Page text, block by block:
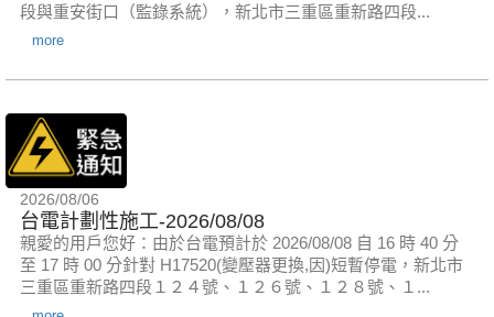
段與重安街口（監錄系統），新北市三重區重新路四段...
more
2026/08/06
台電計劃性施工-2026/08/08
親愛的用戶您好：由於台電預計於 2026/08/08 自 16 時 40 分
至 17 時 00 分針對 H17520(變壓器更換,因)短暫停電，新北市
三重區重新路四段１２４號、１２６號、１２８號、１...